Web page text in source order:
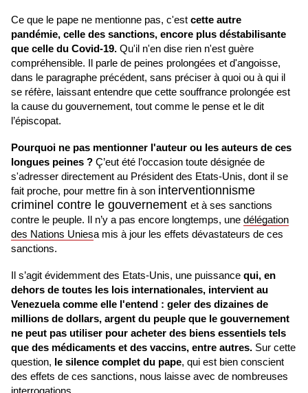
Ce que le pape ne mentionne pas, c'est cette autre
pandémie, celle des sanctions, encore plus déstabilisante
que celle du Covid-19. Qu'il n'en dise rien n'est guère
compréhensible. Il parle de peines prolongées et d'angoisse,
dans le paragraphe précédent, sans préciser à quoi ou à qui il
se réfère, laissant entendre que cette souffrance prolongée est
la cause du gouvernement, tout comme le pense et le dit
l’épiscopat.
Pourquoi ne pas mentionner l'auteur ou les auteurs de ces
longues peines ? Ç’eut été l’occasion toute désignée de
s'adresser directement au Président des Etats-Unis, dont il se
fait proche, pour mettre fin à son interventionnisme
criminel contre le gouvernement et à ses sanctions
contre le peuple. Il n’y a pas encore longtemps, une délégation
des Nations Uniesa mis à jour les effets dévastateurs de ces
sanctions.
Il s’agit évidemment des Etats-Unis, une puissance qui, en
dehors de toutes les lois internationales, intervient au
Venezuela comme elle l'entend : geler des dizaines de
millions de dollars, argent du peuple que le gouvernement
ne peut pas utiliser pour acheter des biens essentiels tels
que des médicaments et des vaccins, entre autres. Sur cette
question, le silence complet du pape, qui est bien conscient
des effets de ces sanctions, nous laisse avec de nombreuses